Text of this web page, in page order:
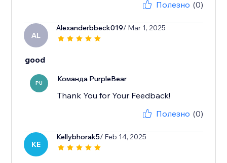
Полезно (0)
AL
Alexanderbbeck019/ Mar 1, 2025
good
PU Команда PurpleBear
Thank You for Your Feedback!
Полезно (0)
KE
Kellybhorak5/ Feb 14, 2025